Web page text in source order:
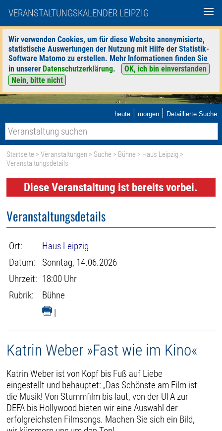
VERANSTALTUNGSKALENDER LEIPZIG
Wir verwenden Cookies, um für diese Website anonymisierte,
statistische Auswertungen der Nutzung mit Hilfe der Statistik-
Software Matomo zu erstellen. Mehr Informationen finden Sie
in unserer Datenschutzerklärung.
OK, ich bin einverstanden
Nein, bitte nicht
heute | morgen | Detaillierte Suche
Startseite >Veranstaltungen > Suche > Bühne > Haus Leipzig >
Veranstaltungsdetails
Diese Veranstaltung ist bereits vorbei.
Veranstaltungsdetails
Ort:
Haus Leipzig
Datum:
Sonntag, 14.06.2026
Uhrzeit: 18:00 Uhr
Rubrik:
Bühne
|
Katrin Weber »Fast wie im Kino«
Katrin Weber ist von Kopf bis Fuß auf Liebe
eingestellt und behauptet: „Das Schönste am Film ist
die Musik! Von Stummfilm bis laut, von der UFA zur
DEFA bis Hollywood bieten wir eine Auswahl der
erfolgreichsten Filmsongs. Machen Sie sich ein Bild,